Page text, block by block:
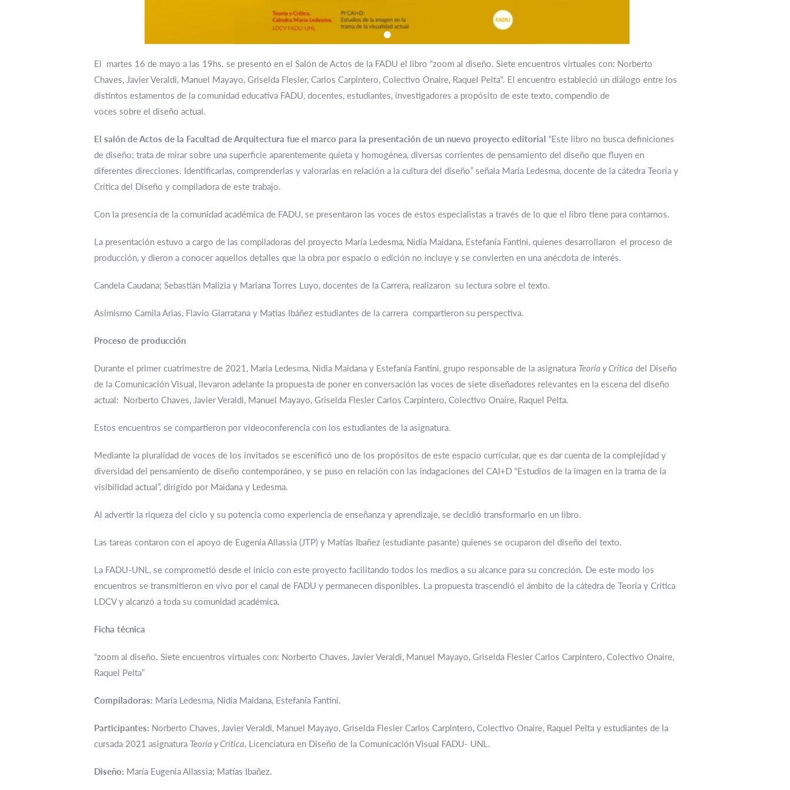
El martes 16 de mayo a las 19hs. se presentó en el Salón de Actos de la FADU el libro “zoom al diseño. Siete encuentros virtuales con: Norberto
Chaves, Javier Veraldi, Manuel Mayayo, Griselda Flesler, Carlos Carpintero, Colectivo Onaire, Raquel Pelta". El encuentro estableció un diálogo entre los
distintos estamentos de la comunidad educativa FADU, docentes, estudiantes, investigadores a propósito de este texto, compendio de
voces sobre el diseño actual.
El salón de Actos de la Facultad de Arquitectura fue el marco para la presentación de un nuevo proyecto editorial “Este libro no busca definiciones
de diseño; trata de mirar sobre una superficie aparentemente quieta y homogénea, diversas corrientes de pensamiento del diseño que fluyen en
diferentes direcciones. Identificarlas, comprenderlas y valorarlas en relación a la cultura del diseño” señala María Ledesma, docente de la cátedra Teoría y
Crítica del Diseño y compiladora de este trabajo.
Con la presencia de la comunidad académica de FADU, se presentaron las voces de estos especialistas a través de lo que el libro tiene para contarnos.
La presentación estuvo a cargo de las compiladoras del proyecto María Ledesma, Nidia Maidana, Estefanía Fantini, quienes desarrollaron el proceso de
producción, y dieron a conocer aquellos detalles que la obra por espacio o edición no incluye y se convierten en una anécdota de interés.
Candela Caudana; Sebastián Malizia y Mariana Torres Luyo, docentes de la Carrera, realizaron su lectura sobre el texto.
Asimismo Camila Arias, Flavio Giarratana y Matías Ibáñez estudiantes de la carrera compartieron su perspectiva.
Proceso de producción
Durante el primer cuatrimestre de 2021, Maria Ledesma, Nidia Maidana y Estefanía Fantini, grupo responsable de la asignatura Teoría y Crítica del Diseño
de la Comunicación Visual, llevaron adelante la propuesta de poner en conversación las voces de siete diseñadores relevantes en la escena del diseño
actual: Norberto Chaves, Javier Veraldi, Manuel Mayayo, Griselda Flesler Carlos Carpintero, Colectivo Onaire, Raquel Pelta.
Estos encuentros se compartieron por videoconferencia con los estudiantes de la asignatura.
Mediante la pluralidad de voces de los invitados se escenificó uno de los propósitos de este espacio curricular, que es dar cuenta de la complejidad y
diversidad del pensamiento de diseño contemporáneo, y se puso en relación con las indagaciones del CAI+D “Estudios de la imagen en la trama de la
visibilidad actual”, dirigido por Maidana y Ledesma.
Al advertir la riqueza del ciclo y su potencia como experiencia de enseñanza y aprendizaje, se decidió transformarlo en un libro.
Las tareas contaron con el apoyo de Eugenia Allassia (JTP) y Matías Ibañez (estudiante pasante) quienes se ocuparon del diseño del texto.
La FADU-UNL, se comprometió desde el inicio con este proyecto facilitando todos los medios a su alcance para su concreción. De este modo los
encuentros se transmitieron en vivo por el canal de FADU y permanecen disponibles. La propuesta trascendió el ámbito de la cátedra de Teoría y Crítica
LDCV y alcanzó a toda su comunidad académica.
Ficha técnica
“zoom al diseño. Siete encuentros virtuales con: Norberto Chaves, Javier Veraldi, Manuel Mayayo, Griselda Flesler Carlos Carpintero, Colectivo Onaire,
Raquel Pelta”
Compiladoras: María Ledesma, Nidia Maidana, Estefanía Fantini.
Participantes: Norberto Chaves, Javier Veraldi, Manuel Mayayo, Griselda Flesler Carlos Carpintero, Colectivo Onaire, Raquel Pelta y estudiantes de la
cursada 2021 asignatura Teoría y Crítica, Licenciatura en Diseño de la Comunicación Visual FADU- UNL.
Diseño: María Eugenia Allassia; Matías Ibañez.